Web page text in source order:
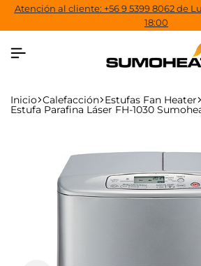
Atención al cliente: +56 9 5399 8062 de
18:00
Inicio Calefacción Estufas Fan Heater
Estufa Parafina Láser FH-1030